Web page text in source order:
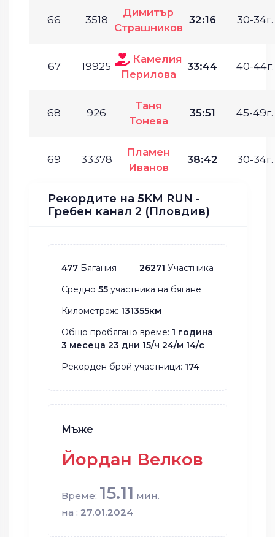
66 3518
Димитър
Страшников
32:16 30-34г.
67 19925
Камелия
Перилова
33:44 40-44г.
68 926
Таня
Тонева
35:51 45-49г.
69 33378
Пламен
Иванов
38:42 30-34г.
Рекордите на 5KM RUN -
Гребен канал 2 (Пловдив)
477 Бягания 26271 Участника
Средно 55 участника на бягане
Километраж: 131355км
Общо пробягано време: 1 година
3 месеца 23 дни 15/ч 24/м 14/с
Рекорден брой участници: 174
Мъже
Йордан Велков
Време: 15.11 мин.
на : 27.01.2024